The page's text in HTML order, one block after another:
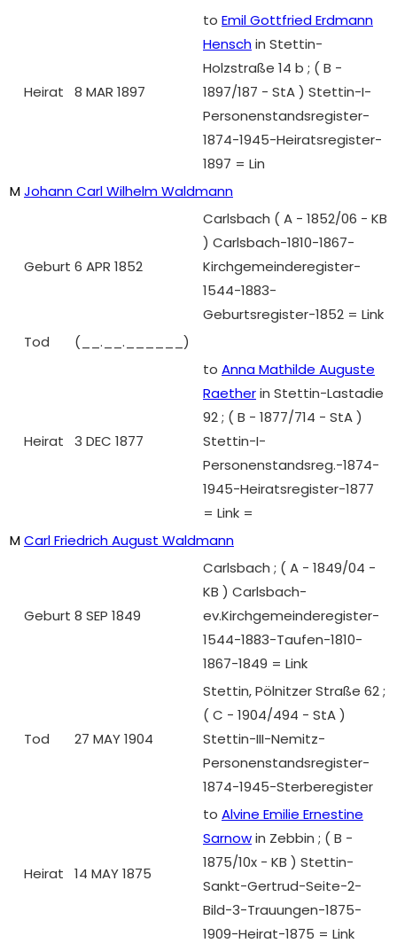
Heirat 8 MAR 1897
to Emil Gottfried Erdmann
Henschin Stettin-
Holzstraße 14 b ; ( B -
1897/187 - StA ) Stettin-I-
Personenstandsregister-
1874-1945-Heiratsregister-
1897 = Lin
MJohann Carl Wilhelm Waldmann
Geburt 6 APR 1852
Carlsbach ( A - 1852/06 - KB
) Carlsbach-1810-1867-
Kirchgemeinderegister-
1544-1883-
Geburtsregister-1852 = Link
Tod
(__.__.______)
Heirat 3 DEC 1877
to Anna Mathilde Auguste
Raetherin Stettin-Lastadie
92 ; ( B - 1877/714 - StA )
Stettin-I-
Personenstandsreg.-1874-
1945-Heiratsregister-1877
= Link =
MCarl Friedrich August Waldmann
Geburt 8 SEP 1849
Carlsbach ; ( A - 1849/04 -
KB ) Carlsbach-
ev.Kirchgemeinderegister-
1544-1883-Taufen-1810-
1867-1849 = Link
Tod 27 MAY 1904
Stettin, Pölnitzer Straße 62 ;
( C - 1904/494 - StA )
Stettin-III-Nemitz-
Personenstandsregister-
1874-1945-Sterberegister
Heirat 14 MAY 1875
to Alvine Emilie Ernestine
Sarnowin Zebbin ; ( B -
1875/10x - KB ) Stettin-
Sankt-Gertrud-Seite-2-
Bild-3-Trauungen-1875-
1909-Heirat-1875 = Link